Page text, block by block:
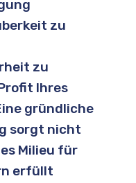
zu
zu
Ihres
gründliche
sorgt nicht
Milieu für
erfüllt